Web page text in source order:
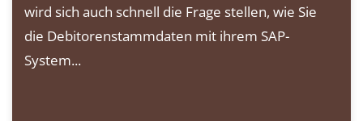
wird sich auch schnell die Frage stellen, wie Sie
die Debitorenstammdaten mit ihrem SAP-
System...